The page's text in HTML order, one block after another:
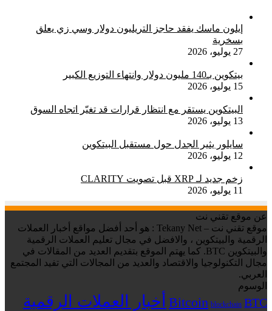
إيلون ماسك يفقد حاجز التريليون دولار وسي زي يعلق
بسخرية
27 يوليو، 2026
بيتكوين بـ140 مليون دولار وانتهاء التوزيع الكبير
15 يوليو، 2026
البيتكوين يستقر مع انتظار قرارات قد تغيّر اتجاه السوق
13 يوليو، 2026
سايلور يثير الجدل حول مستقبل البيتكوين
12 يوليو، 2026
زخم جديد لـ XRP قبل تصويت CLARITY
11 يوليو، 2026
عن موقع تقني نت
موقع تقني نت – Tekany Net : هو أحد أفضل مواقع أخبار العملات
الرقمية والبيتكوين ، والافضل في مجال تعليم العملات الرقمية
والبيتكوين BTC. كما يهتم الموقع بتقديم العديد من المقالات في
مجال التكنولوجيا والاقتصاد والعديد من المجالات التي تفيد المجتمع
العربي.
الوسوم
Bitcoin blockchain BTC أخبار العملات الرقمية